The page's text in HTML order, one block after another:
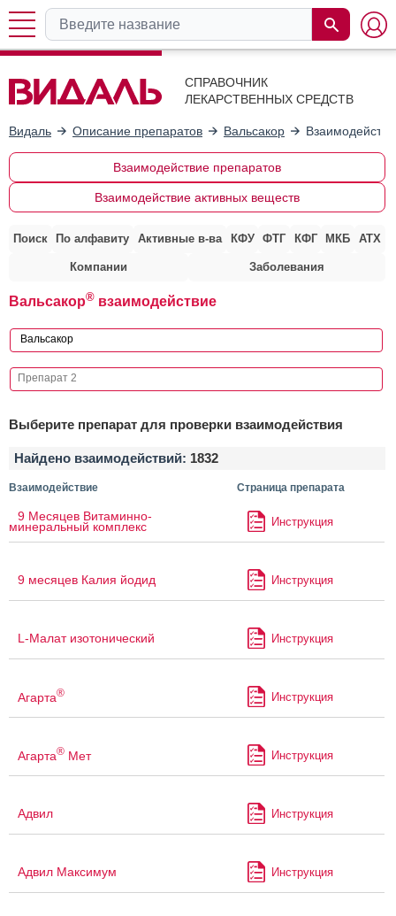
СПРАВОЧНИК
ЛЕКАРСТВЕННЫХ СРЕДСТВ
Видаль Описание препаратов Вальсакор
Взаимодействие препаратов
Взаимодействие активных веществ
Поиск По алфавиту Активные в-ва КФУ ФТГ КФГ МКБ АТХ
Компании Заболевания
Вальсакор® взаимодействие
Выберите препарат для проверки взаимодействия
Найдено взаимодействий: 1832
Взаимодействие Страница препарата
9 Месяцев Витаминно-
минеральный комплекс Инструкция
9 месяцев Калия йодид Инструкция
L-Малат изотонический Инструкция
Агарта® Инструкция
Агарта® Мет Инструкция
Адвил Инструкция
Адвил Максимум Инструкция